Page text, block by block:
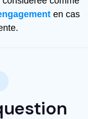
en cas